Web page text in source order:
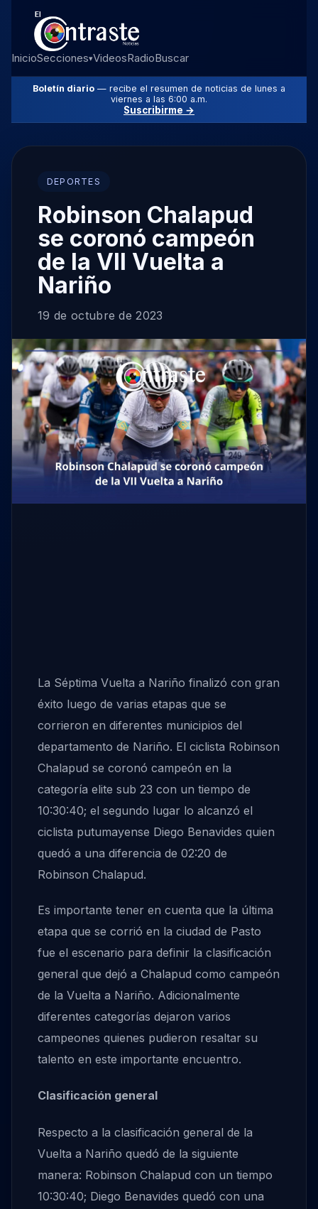
InicioSecciones▾VideosRadioBuscar
Boletín diario — recibe el resumen de noticias de lunes a
viernes a las 6:00 a.m.
Suscribirme →
DEPORTES
Robinson Chalapud
se coronó campeón
de la VII Vuelta a
Nariño
19 de octubre de 2023
La Séptima Vuelta a Nariño finalizó con gran
éxito luego de varias etapas que se
corrieron en diferentes municipios del
departamento de Nariño. El ciclista Robinson
Chalapud se coronó campeón en la
categoría elite sub 23 con un tiempo de
10:30:40; el segundo lugar lo alcanzó el
ciclista putumayense Diego Benavides quien
quedó a una diferencia de 02:20 de
Robinson Chalapud.
Es importante tener en cuenta que la última
etapa que se corrió en la ciudad de Pasto
fue el escenario para definir la clasificación
general que dejó a Chalapud como campeón
de la Vuelta a Nariño. Adicionalmente
diferentes categorías dejaron varios
campeones quienes pudieron resaltar su
talento en este importante encuentro.
Clasificación general
Respecto a la clasificación general de la
Vuelta a Nariño quedó de la siguiente
manera: Robinson Chalapud con un tiempo
10:30:40; Diego Benavides quedó con una